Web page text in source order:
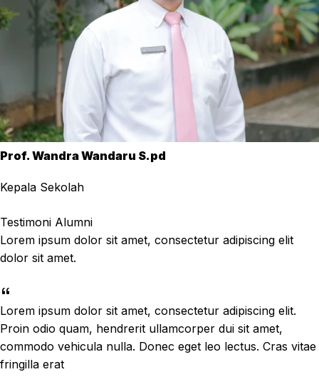
Prof. Wandra Wandaru S.pd
Kepala Sekolah
Testimoni Alumni
Lorem ipsum dolor sit amet, consectetur adipiscing elit
dolor sit amet.
Lorem ipsum dolor sit amet, consectetur adipiscing elit.
Proin odio quam, hendrerit ullamcorper dui sit amet,
commodo vehicula nulla. Donec eget leo lectus. Cras vitae
fringilla erat